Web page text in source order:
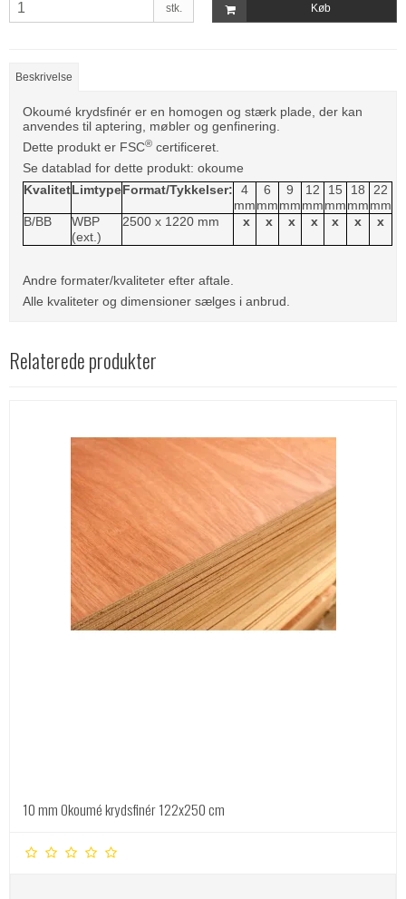
stk. Køb
Beskrivelse
Okoumé krydsfinér er en homogen og stærk plade, der kan
anvendes til aptering, møbler og genfinering.
Dette produkt er FSC® certificeret.
Se datablad for dette produkt: okoume
KvalitetLimtypeFormat/Tykkelser:
4
mm
6
mm
9
mm
12
mm
15
mm
18
mm
22
mm
B/BB
WBP
(ext.)
2500 x 1220 mm x x x x x x x
Andre formater/kvaliteter efter aftale.
Alle kvaliteter og dimensioner sælges i anbrud.
Relaterede produkter
10 mm Okoumé krydsfinér 122x250 cm